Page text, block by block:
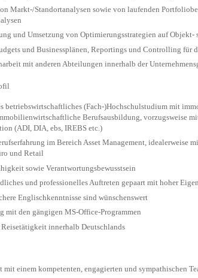
Markt-/Standortanalysen sowie von laufenden
und Umsetzung von Optimierungsstrategien auf Objekt-
und Businessplänen, Reportings und Controlling für
mit anderen Abteilungen innerhalb der
betriebswirtschaftliches (Fach-)Hochschulstudium mit
Berufsausbildung, vorzugsweise
(ADI, DIA, ebs, IREBS etc.)
im Bereich Asset Management, idealerweise
und Retail
sowie Verantwortungsbewusstsein
und professionelles Auftreten gepaart mit hoher
Englischkenntnisse sind wünschenswert
mit den gängigen MS-Office-Programmen
innerhalb Deutschlands
mit einem kompetenten, engagierten und sympathischen